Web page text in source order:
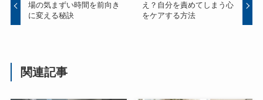
場の気まずい時間を前向き
に変える秘訣
え？自分を責めてしまう心
をケアする方法
関連記事